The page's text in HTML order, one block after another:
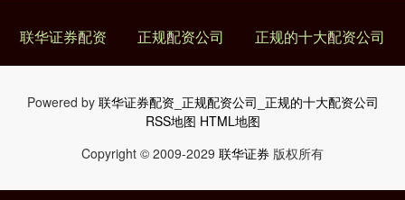
联华证券配资 正规配资公司 正规的十大配资公司
Powered by 联华证券配资_正规配资公司_正规的十大配资公司
RSS地图 HTML地图
Copyright © 2009-2029 联华证券 版权所有